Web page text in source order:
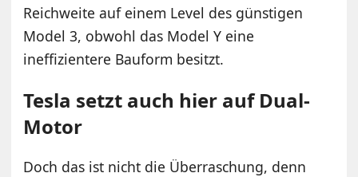
Reichweite auf einem Level des günstigen
Model 3, obwohl das Model Y eine
ineffizientere Bauform besitzt.
Tesla setzt auch hier auf Dual-
Motor
Doch das ist nicht die Überraschung, denn